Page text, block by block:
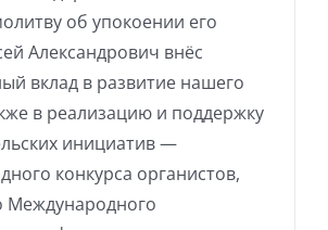
об упокоении его
Александрович внёс
вклад в развитие нашего
в реализацию и поддержку
инициатив —
конкурса органистов,
Международного